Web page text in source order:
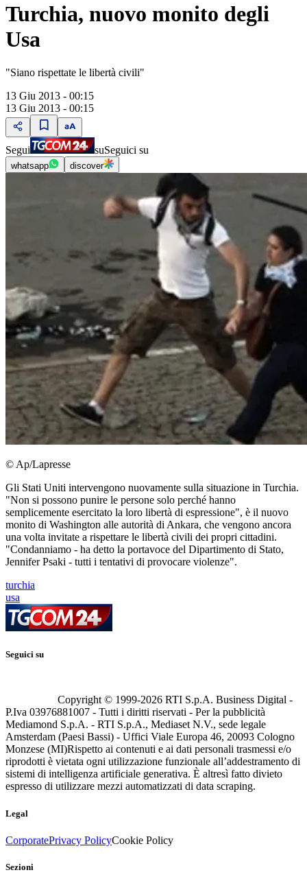
Turchia, nuovo monito degli
Usa
"Siano rispettate le libertà civili"
13 Giu 2013 - 00:15
13 Giu 2013 - 00:15
Segui suSeguici su
whatsapp discover
© Ap/Lapresse
Gli Stati Uniti intervengono nuovamente sulla situazione in Turchia.
"Non si possono punire le persone solo perché hanno
semplicemente esercitato la loro libertà di espressione", è il nuovo
monito di Washington alle autorità di Ankara, che vengono ancora
una volta invitate a rispettare le libertà civili dei propri cittadini.
"Condanniamo - ha detto la portavoce del Dipartimento di Stato,
Jennifer Psaki - tutti i tentativi di provocare violenze".
turchia
usa
Seguici su
Copyright © 1999-2026 RTI S.p.A. Business Digital -
P.Iva 03976881007 - Tutti i diritti riservati - Per la pubblicità
Mediamond S.p.A. - RTI S.p.A., Mediaset N.V., sede legale
Amsterdam (Paesi Bassi) - Uffici Viale Europa 46, 20093 Cologno
Monzese (MI)Rispetto ai contenuti e ai dati personali trasmessi e/o
riprodotti è vietata ogni utilizzazione funzionale all’addestramento di
sistemi di intelligenza artificiale generativa. È altresì fatto divieto
espresso di utilizzare mezzi automatizzati di data scraping.
Legal
CorporatePrivacy PolicyCookie Policy
Sezioni